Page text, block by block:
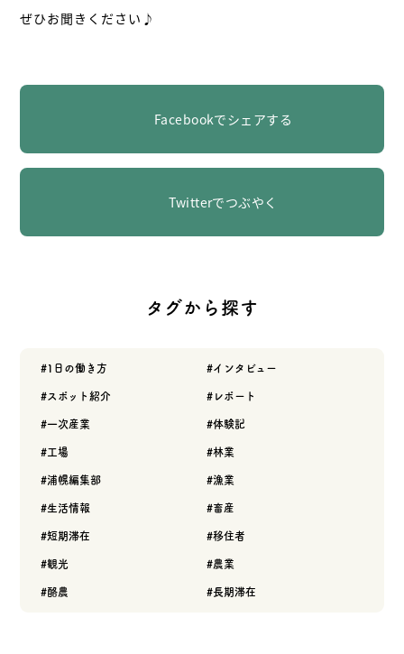
ぜひお聞きください♪
Facebookでシェアする
Twitterでつぶやく
タグから探す
1日の働き方 インタビュー
スポット紹介 レポート
一次産業 体験記
工場 林業
浦幌編集部 漁業
生活情報 畜産
短期滞在 移住者
観光 農業
酪農 長期滞在